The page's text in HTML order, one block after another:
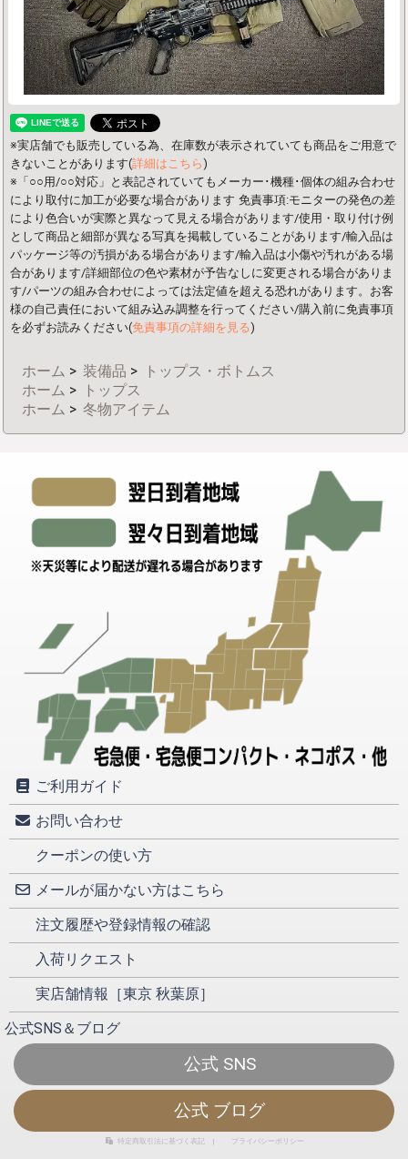
※実店舗でも販売している為、在庫数が表示されていても商品をご用意で
きないことがあります(詳細はこちら)
※「○○用/○○対応」と表記されていてもメーカー･機種･個体の組み合わせ
により取付に加工が必要な場合があります 免責事項:モニターの発色の差
により色合いが実際と異なって見える場合があります/使用・取り付け例
として商品と細部が異なる写真を掲載していることがあります/輸入品は
パッケージ等の汚損がある場合があります/輸入品は小傷や汚れがある場
合があります/詳細部位の色や素材が予告なしに変更される場合がありま
す/パーツの組み合わせによっては法定値を超える恐れがあります。お客
様の自己責任において組み込み調整を行ってください/購入前に免責事項
を必ずお読みください(免責事項の詳細を見る)
ホーム > 装備品 >
トップス・ボトムス
ホーム >
トップス
ホーム > 冬物アイテム
ご利用ガイド
お問い合わせ
クーポンの使い方
メールが届かない方はこちら
注文履歴や登録情報の確認
入荷リクエスト
実店舗情報［東京 秋葉原］
公式SNS＆ブログ
公式 SNS
公式 ブログ
特定商取引法に基づく表記 | プライバシーポリシー